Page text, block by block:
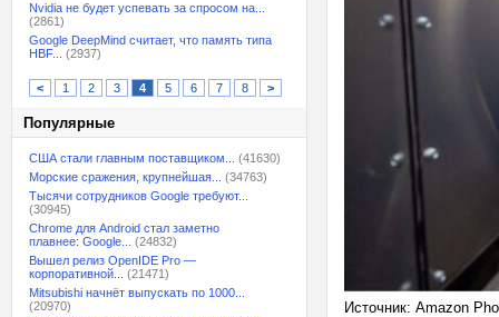
Nvidia не будет успевать за спросом на...
(2861)
Google DeepMind считает, что память типа
HBF...
(2937)
< 1 2 3 4 5 6 7 8 >
Популярные
США стали главным поставщиком...
(41630)
Морские сражения, крупнейшая...
(34763)
Тысячи сотрудников Google требуют...
(30945)
Chrome для Android стал заметно
плавнее: Google...
(24832)
Вышел релиз OpenIDE Pro —
корпоративной...
(21471)
Mitsubishi начнёт выпускать по 1000...
(20970)
Источник: Amazon